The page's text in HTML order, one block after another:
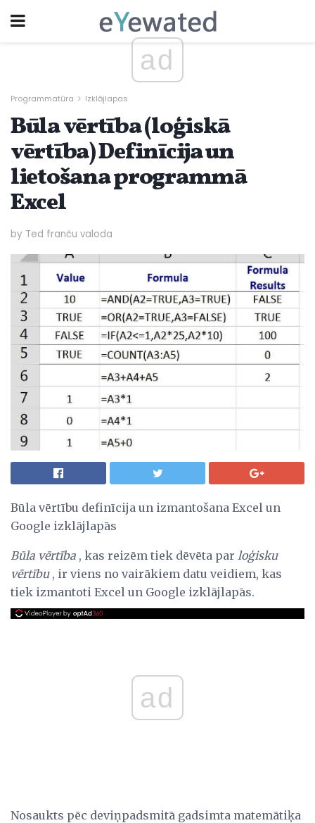
ad
Programmatūra Izklājlapas
Būla vērtība (loģiskā
vērtība) Definīcija un
lietošana programmā
Excel
by Ted franču valoda
Būla vērtību definīcija un izmantošana Excel un
Google izklājlapās
Būla vērtība , kas reizēm tiek dēvēta par loģisku
vērtību, ir viens no vairākiem datu veidiem, kas
tiek izmantoti Excel un Google izklājlapās.
ad
Nosaukts pēc deviņpadsmitā gadsimta matemātiķa